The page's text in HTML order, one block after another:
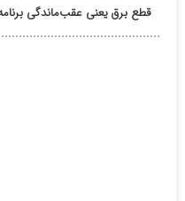
قطع برق یعنی عقب‌ماندگی